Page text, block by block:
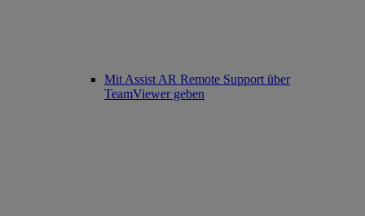
Mit Assist AR Remote Support über
TeamViewer geben